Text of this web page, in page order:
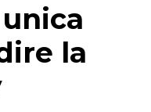
unica
la